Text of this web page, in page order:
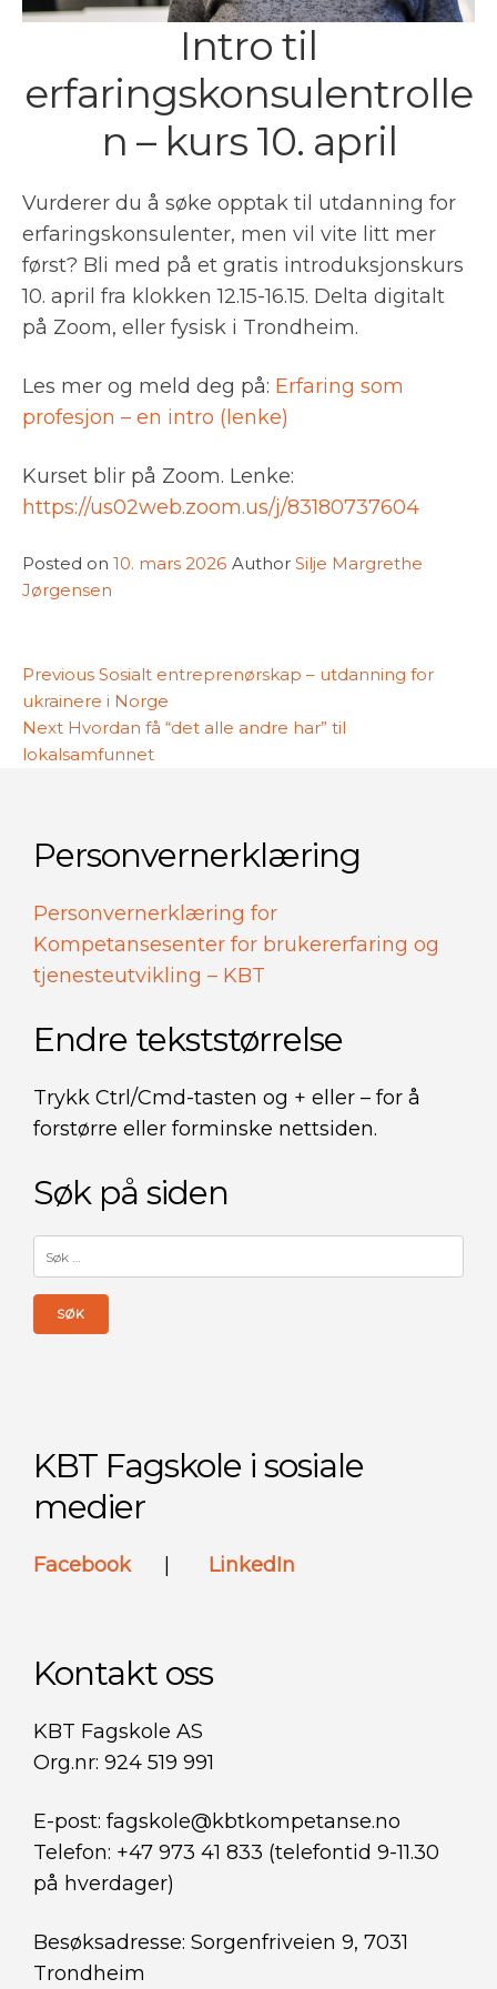
Intro til
erfaringskonsulentrolle
n – kurs 10. april
Vurderer du å søke opptak til utdanning for
erfaringskonsulenter, men vil vite litt mer
først? Bli med på et gratis introduksjonskurs
10. april fra klokken 12.15-16.15. Delta digitalt
på Zoom, eller fysisk i Trondheim.
Les mer og meld deg på: Erfaring som
profesjon – en intro (lenke)
Kurset blir på Zoom. Lenke:
https://us02web.zoom.us/j/83180737604
Posted on 10. mars 2026 Author Silje Margrethe
Jørgensen
Innleggsnavigasjon
Previous Previous
post:
Sosialt entreprenørskap – utdanning for
ukrainere i Norge
Next Next
post:
Hvordan få “det alle andre har” til
lokalsamfunnet
Personvernerklæring
Personvernerklæring for
Kompetansesenter for brukererfaring og
tjenesteutvikling – KBT
Endre tekststørrelse
Trykk Ctrl/Cmd-tasten og + eller – for å
forstørre eller forminske nettsiden.
Søk på siden
etter:
KBT Fagskole i sosiale
medier
Facebook LinkedIn
Kontakt oss
KBT Fagskole AS
Org.nr: 924 519 991
E-post: fagskole@kbtkompetanse.no
Telefon: +47 973 41 833 (telefontid 9-11.30
på hverdager)
Besøksadresse: Sorgenfriveien 9, 7031
Trondheim